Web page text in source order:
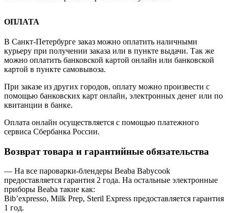
ОПЛАТА
В Санкт-Петербурге заказ можно оплатить наличными
курьеру при получении заказа или в пункте выдачи. Так же
можно оплатить банковской картой онлайн или банковской
картой в пункте самовывоза.
При заказе из других городов, оплату можно произвести с
помощью банковских карт онлайн, электронных денег или по
квитанции в банке.
Оплата онлайн осуществляется с помощью платежного
сервиса Сбербанка России.
Возврат товара и гарантийные обязательства
— На все пароварки-блендеры Beaba Babycook
предоставляется гарантия 2 года. На остальные электронные
приборы Beaba такие как:
Bib’expresso, Milk Prep, Steril Express предоставляется гарантия
1 год.